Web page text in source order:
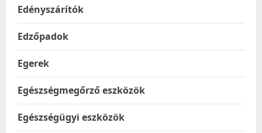
Edényszárítók
Edzőpadok
Egerek
Egészségmegőrző eszközök
Egészségügyi eszközök